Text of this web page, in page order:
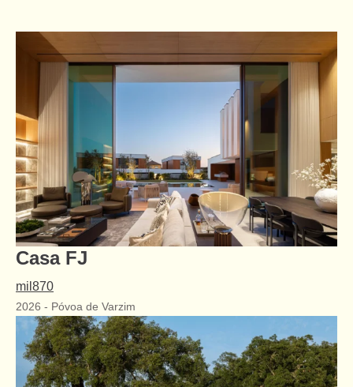
Casa FJ
mil870
2026 - Póvoa de Varzim